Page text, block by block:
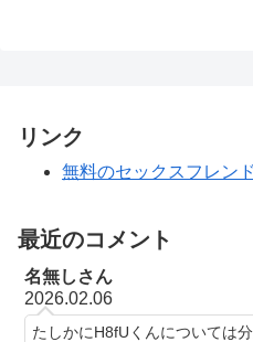
リンク
無料のセックスフレンド
最近のコメント
名無しさん
2026.02.06
たしかにH8fUくんについては